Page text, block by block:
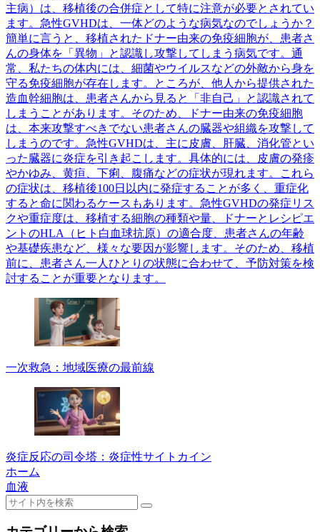
主病）は、移植後の合併症として特に注意が必要とされてい
ます。急性GVHDは、一体どのような病気なのでしょうか？
簡単に言うと、移植されたドナー由来の免疫細胞が、患者さ
んの身体を「異物」と認識し攻撃してしまう病気です。通
常、私たちの体内には、細菌やウイルスなどの外敵から身を
守る免疫細胞が存在します。ところが、他人から提供された
造血幹細胞は、患者さんから見ると「非自己」と認識されて
しまうことがあります。そのため、ドナー由来の免疫細胞
は、本来攻撃すべきでない患者さんの臓器や組織を攻撃して
しまうのです。急性GVHDは、主に皮膚、肝臓、消化管とい
った臓器に炎症を引き起こします。具体的には、皮膚の発疹
やかゆみ、黄疸、下痢、腹痛などの症状が現れます。これら
の症状は、移植後100日以内に発症することが多く、重症化
すると命に関わるケースもあります。急性GVHDの発症リス
クや重症度は、移植する細胞の種類や量、ドナーとレシピエ
ントのHLA（ヒト白血球抗原）の適合度、患者さんの年齢
や基礎疾患など、様々な要因が影響します。そのため、移植
前に、患者さん一人ひとりの状態に合わせて、予防対策を検
討することが重要となります。
一次救急：地域医療の最前線
炎症反応の司令塔：炎症性サイトカイン
ホーム
血液